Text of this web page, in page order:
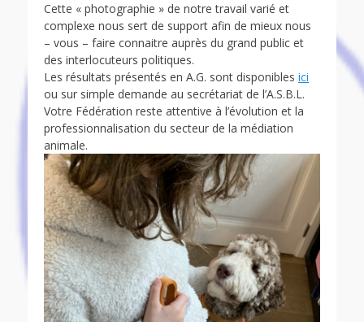
Cette « photographie » de notre travail varié et
complexe nous sert de support afin de mieux nous
– vous – faire connaitre auprès du grand public et
des interlocuteurs politiques.
Les résultats présentés en A.G. sont disponibles ici
ou sur simple demande au secrétariat de l’A.S.B.L.
Votre Fédération reste attentive à l’évolution et la
professionnalisation du secteur de la médiation
animale.